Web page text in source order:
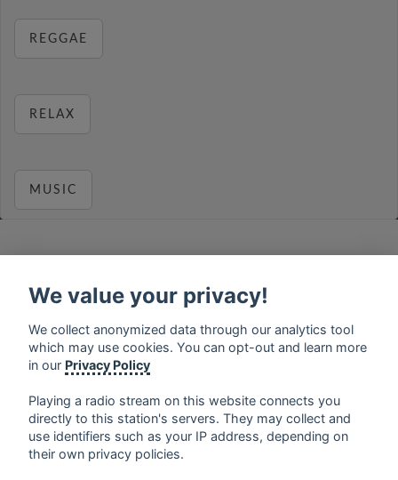
REGGAE
RELAX
MUSIC
français ⋅ english ⋅ deutsch ⋅ español
nederlands dansk svenska
ελληνικά
⋅ norsk ⋅ suomi
Contact us: contact@my-radios.com
Privacy Policy
Google Play and the Google Play logo are trademarks of Google Inc.
We value your privacy!
We collect anonymized data through our analytics tool
which may use cookies. You can opt-out and learn more
in our Privacy Policy
Playing a radio stream on this website connects you
directly to this station's servers. They may collect and
use identifiers such as your IP address, depending on
their own privacy policies.